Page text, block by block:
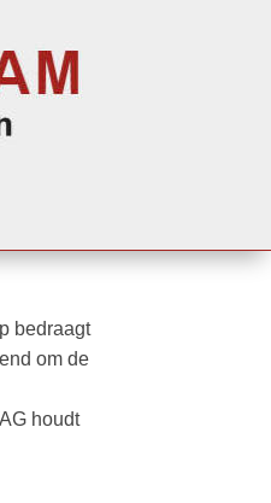
bedraagt
om de
houdt